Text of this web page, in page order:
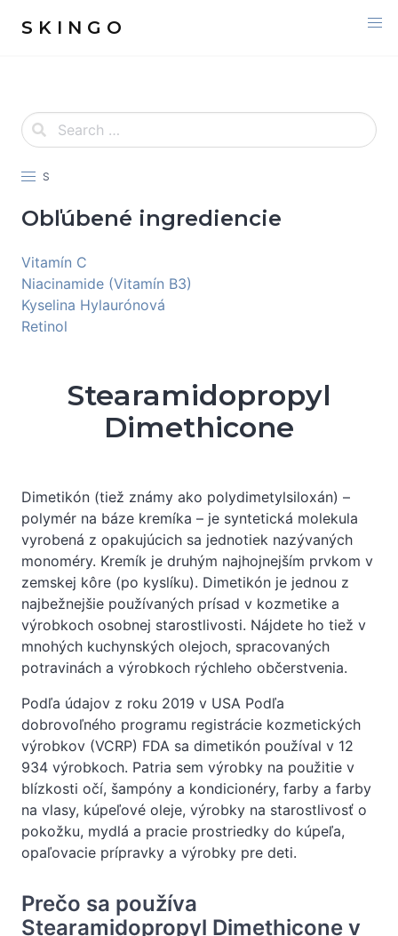
S K I N G O
S
Obľúbené ingrediencie
Vitamín C
Niacinamide (Vitamín B3)
Kyselina Hylaurónová
Retinol
Stearamidopropyl
Dimethicone
Dimetikón (tiež známy ako polydimetylsiloxán) –
polymér na báze kremíka – je syntetická molekula
vyrobená z opakujúcich sa jednotiek nazývaných
monoméry. Kremík je druhým najhojnejším prvkom v
zemskej kôre (po kyslíku). Dimetikón je jednou z
najbežnejšie používaných prísad v kozmetike a
výrobkoch osobnej starostlivosti. Nájdete ho tiež v
mnohých kuchynských olejoch, spracovaných
potravinách a výrobkoch rýchleho občerstvenia.
Podľa údajov z roku 2019 v USA Podľa
dobrovoľného programu registrácie kozmetických
výrobkov (VCRP) FDA sa dimetikón používal v 12
934 výrobkoch. Patria sem výrobky na použitie v
blízkosti očí, šampóny a kondicionéry, farby a farby
na vlasy, kúpeľové oleje, výrobky na starostlivosť o
pokožku, mydlá a pracie prostriedky do kúpeľa,
opaľovacie prípravky a výrobky pre deti.
Prečo sa používa
Stearamidopropyl Dimethicone v